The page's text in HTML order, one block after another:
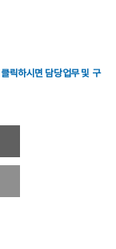
릭하시면 담당업무 및 구